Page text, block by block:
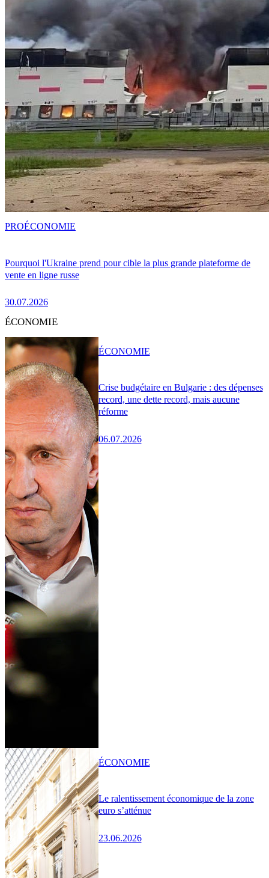
Pourquoi l'Ukraine prend pour cible la plus grande plateforme de
vente en ligne russe
30.07.2026
PROÉCONOMIE
ÉCONOMIE
Crise budgétaire en Bulgarie : des dépenses
record, une dette record, mais aucune
réforme
06.07.2026
ÉCONOMIE
Le ralentissement économique de la zone
euro s’atténue
23.06.2026
ÉCONOMIE